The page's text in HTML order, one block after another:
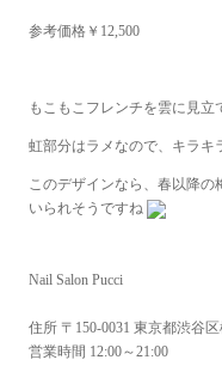
参考価格￥12,500
もこもこフレンチを雲に見立
虹部分はラメなので、キラキ
このデザインなら、春以降
いられそうですね
Nail Salon Pucci
住所 〒150-0031 東京都渋谷
営業時間 12:00～21:00